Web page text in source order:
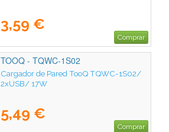
3,59 €
Comprar
TOOQ - TQWC-1S02
Cargador de Pared TooQ TQWC-1S02/
2xUSB/ 17W
5,49 €
Comprar